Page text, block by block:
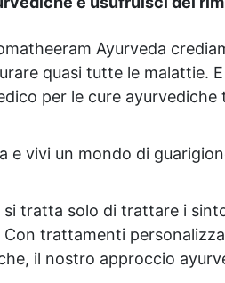
Ayurveda
quasi tutte le malattie.
per le cure
e vivi un mondo di
si tratta solo di trattare i
trattamenti
il nostro approccio